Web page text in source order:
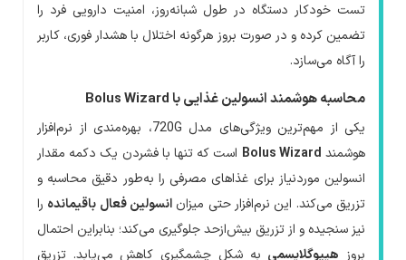
تست خودکار دستگاه در طول شبانه‌روز، امنیت دارویی فرد را
تضمین کرده و در صورت بروز هرگونه اختلال با هشدار فوری، کاربر
را آگاه می‌سازد.
محاسبه هوشمند انسولین غذایی با Bolus Wizard
یکی از مهم‌ترین ویژگی‌های مدل 720G، بهره‌مندی از نرم‌افزار
هوشمند Bolus Wizard است که تنها با فشردن یک دکمه مقدار
انسولین موردنیاز برای غذاهای مصرفی را به‌طور دقیق محاسبه و
تزریق می‌کند. این نرم‌افزار حتی میزان انسولین فعال باقیمانده را
نیز سنجیده و از تزریق بیش‌ازحد جلوگیری می‌کند؛ بنابراین احتمال
بروز هیپوگلایسمی به شکل چشمگیری کاهش می‌یابد. تزریق